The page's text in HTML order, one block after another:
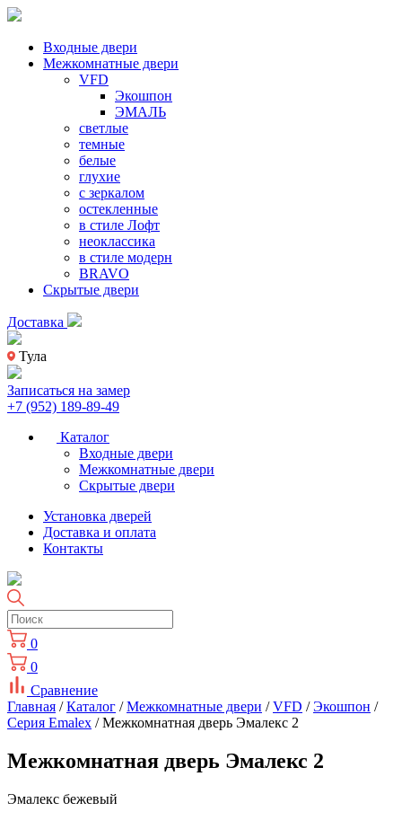
Входные двери
Межкомнатные двери
VFD
Экошпон
ЭМАЛЬ
светлые
темные
белые
глухие
с зеркалом
остекленные
в стиле Лофт
неоклассика
в стиле модерн
BRAVO
Скрытые двери
Доставка
Тула
Записаться на замер
+7 (952) 189-89-49
Каталог
Входные двери
Межкомнатные двери
Скрытые двери
Установка дверей
Доставка и оплата
Контакты
0
0
Сравнение
Главная /Каталог /Межкомнатные двери /VFD /Экошпон /
Cерия Emalex / Межкомнатная дверь Эмалекс 2
Межкомнатная дверь Эмалекс 2
Эмалекс бежевый